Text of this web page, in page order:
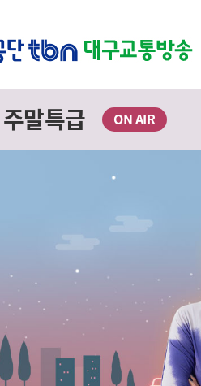
말특급 ON AIR